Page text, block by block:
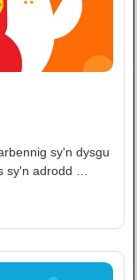
sy'n dysgu
sy'n adrodd …